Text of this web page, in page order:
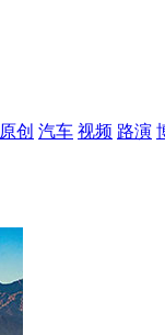
原创 汽车 视频 路演